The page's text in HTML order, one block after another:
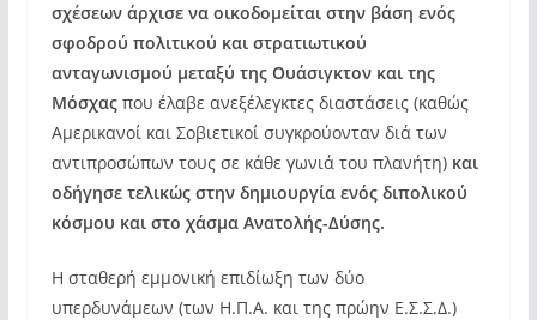
σχέσεων άρχισε να οικοδομείται στην βάση ενός
σφοδρού πολιτικού και στρατιωτικού
ανταγωνισμού μεταξύ της Ουάσιγκτον και της
Μόσχαςπου έλαβε ανεξέλεγκτες διαστάσεις (καθώς
Αμερικανοί και Σοβιετικοί συγκρούονταν διά των
αντιπροσώπων τους σε κάθε γωνιά του πλανήτη) και
οδήγησε τελικώς στην δημιουργία ενός διπολικού
κόσμου και στο χάσμα Ανατολής-Δύσης.
Η σταθερή εμμονική επιδίωξη των δύο
υπερδυνάμεων (των Η.Π.Α. και της πρώην Ε.Σ.Σ.Δ.)